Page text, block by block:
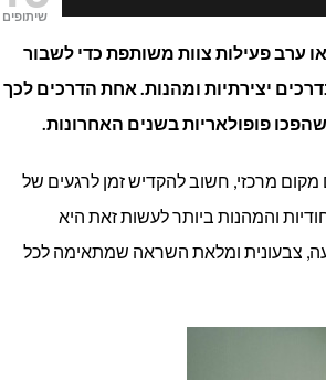
שיתופים
ערב פעילות צוות משותפת כדי לשבור
יצירתיות ומהנות. אחת הדרכים לכך
פופולאריות בשנים האחרונות.
מרכזי, חשוב להקדיש זמן לרגעים של
והמהנות ביותר לעשות זאת היא
צבעונית ומלאת השראה שמתאימה לכל